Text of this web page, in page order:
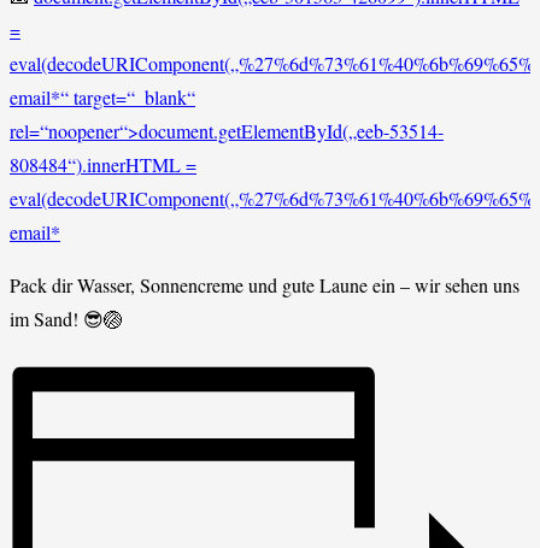
=
email*“ target=“_blank“
rel=“noopener“>document.getElementById(„eeb-53514-
808484“).innerHTML =
email*
Pack dir Wasser, Sonnencreme und gute Laune ein – wir sehen uns
im Sand! 😎🏐